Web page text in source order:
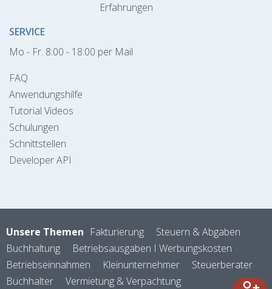
Erfahrungen
SERVICE
Mo - Fr. 8:00 - 18:00 per Mail
FAQ
Anwendungshilfe
Tutorial Videos
Schulungen
Schnittstellen
Developer API
Unsere Themen Fakturierung
Steuern & Abgaben
Buchhaltung
Betriebsausgaben I Werbungskosten
Betriebseinnahmen
Kleinunternehmer
Steuerberater
Buchhalter
Vermietung & Verpachtung